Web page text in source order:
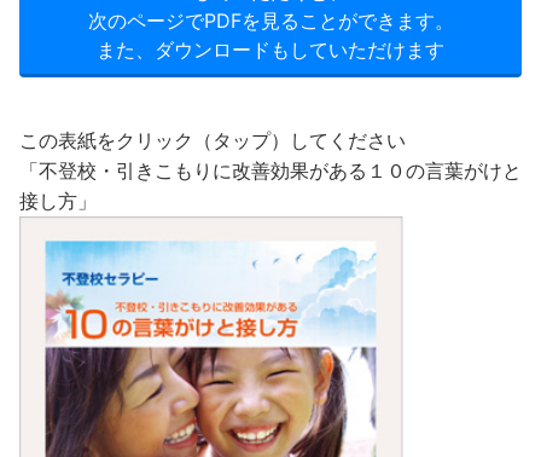
次のページでPDFを見ることができます。
また、ダウンロードもしていただけます
この表紙をクリック（タップ）してください
「不登校・引きこもりに改善効果がある１０の言葉がけと
接し方」